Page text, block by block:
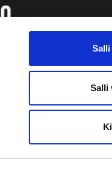
Salli
VAASAN SPORT